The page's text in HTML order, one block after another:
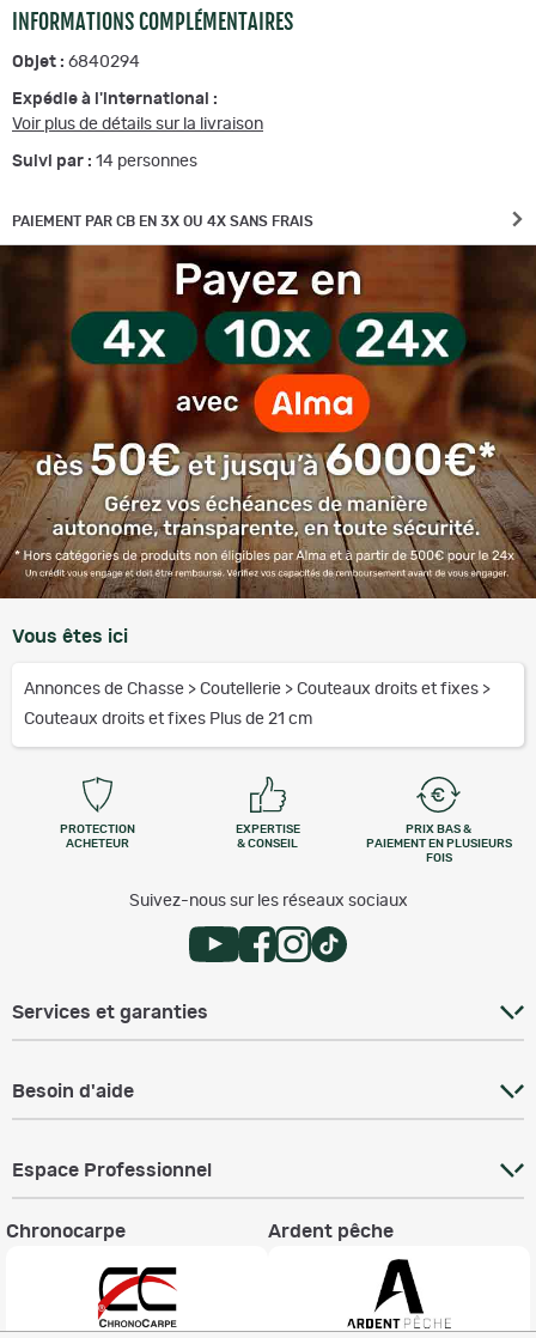
INFORMATIONS COMPLÉMENTAIRES
Objet : 6840294
Expédie à l'international :
Voir plus de détails sur la livraison
Suivi par : 14 personnes
PAIEMENT PAR CB EN 3X OU 4X SANS FRAIS
Vous êtes ici
Annonces de Chasse > Coutellerie > Couteaux droits et fixes >
Couteaux droits et fixes Plus de 21 cm
PROTECTION
ACHETEUR
EXPERTISE
& CONSEIL
PRIX BAS &
PAIEMENT EN PLUSIEURS
FOIS
Suivez-nous sur les réseaux sociaux
Services et garanties
Besoin d'aide
Espace Professionnel
Chronocarpe Ardent pêche